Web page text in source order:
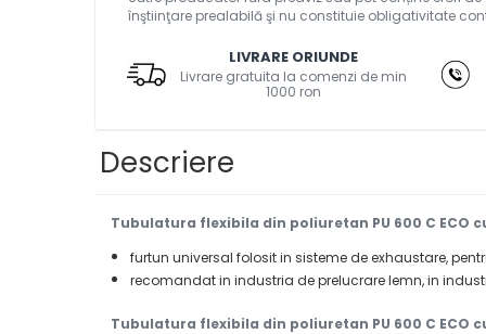
Masini de gaurit cu coloana
Masini de gaurit cu masa
Masini de gaurit cu stand si
Masini de gaurit radiale
Masini de gaurit si frezat
Masini de gaurit cu freza
Masini de frezat universale
LIVRARE ORIUNDE
Livrare gratuita la comenzi de min
1000 ron
Descriere
Tubulatura flexibila din poliuretan PU 600 C ECO
furtun universal folosit in sisteme de exhaustare,
recomandat in industria de prelucrare lemn, in
Tubulatura flexibila din poliuretan PU 600 C